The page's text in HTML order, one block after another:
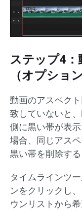
ステップ4：
（オプション
動画のアスペク
致していないと
側に黒い帯が表
場合、同じアス
黒い帯を削除する
タイムラインツ
ンをクリックし
ウンリストから